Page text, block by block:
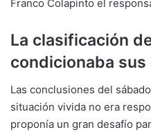
Franco Colapinto el
La clasificación
condicionaba sus
Las conclusiones del
situación vivida no era
proponía un gran desafío